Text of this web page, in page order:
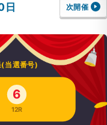
日 次開催
(当選番号)
6
12R